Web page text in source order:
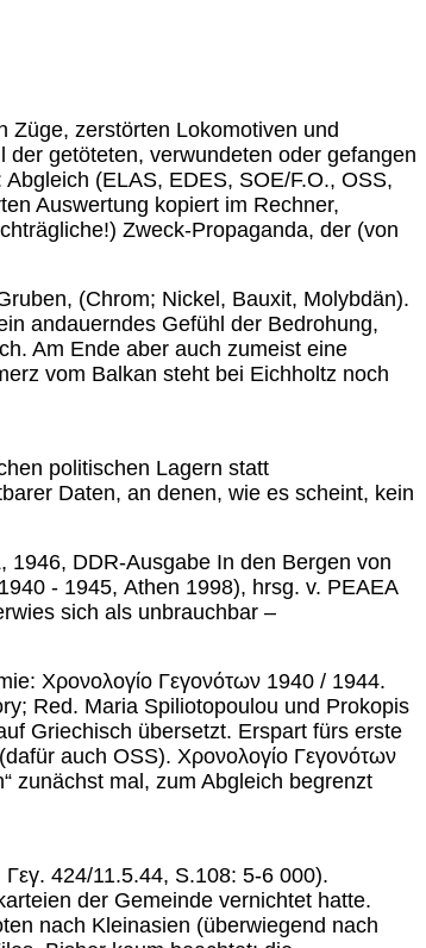
Züge, zerstörten Lokomotiven und
getöteten, verwundeten oder gefangen
(ELAS, EDES, SOE/F.O., OSS,
Auswertung kopiert im Rechner,
Zweck-Propaganda, der (von
(Chrom; Nickel, Bauxit, Molybdän).
andauerndes Gefühl der Bedrohung,
Am Ende aber auch zumeist eine
vom Balkan steht bei Eichholtz noch
politischen Lagern statt
Daten, an denen, wie es scheint, kein
DDR-Ausgabe In den Bergen von
- 1945, Athen 1998), hrsg. v. PEAEA
sich als unbrauchbar –
Χρονολογίο Γεγονότων 1940 / 1944.
Red. Maria Spiliotopoulou und Prokopis
Griechisch übersetzt. Erspart fürs erste
auch OSS). Χρονολογίο Γεγονότων
zunächst mal, zum Abgleich begrenzt
424/11.5.44, S.108: 5-6 000).
der Gemeinde vernichtet hatte.
nach Kleinasien (überwiegend nach